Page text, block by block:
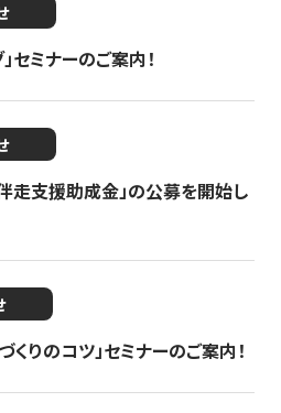
セミナーのご案内！
走支援助成金」の公募を開始し
りのコツ」セミナーのご案内！